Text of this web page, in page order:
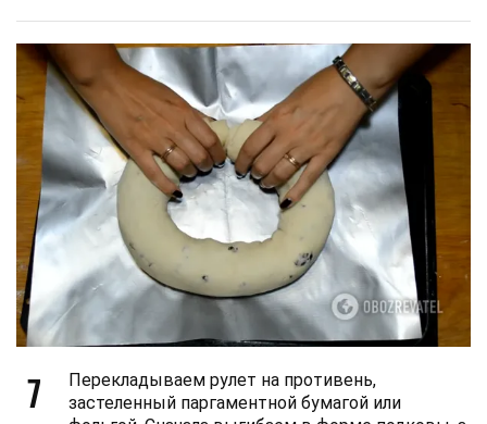
7
Перекладываем рулет на противень,
застеленный паргаментной бумагой или